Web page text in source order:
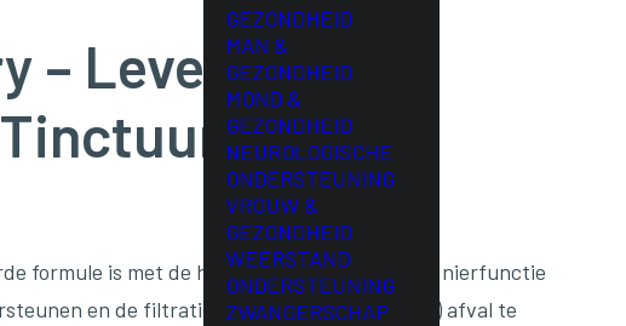
GEZONDHEID
MAN &
GEZONDHEID
MOND &
GEZONDHEID
NEUROLOGISCHE
ONDERSTEUNING
VROUW &
GEZONDHEID
WEERSTAND
ONDERSTEUNING
ZWANGERSCHAP
– Level #4
formule is met de hand samengesteld om de nierfunctie
en de filtratie van lymfatisch (cellulair) afval te